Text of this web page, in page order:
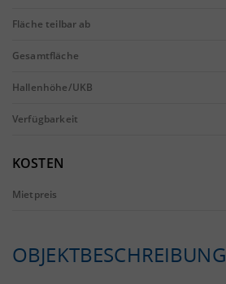
Fläche teilbar ab
Gesamtfläche
Hallenhöhe/UKB
Verfügbarkeit
KOSTEN
Mietpreis
OBJEKTBESCHREIBUNG